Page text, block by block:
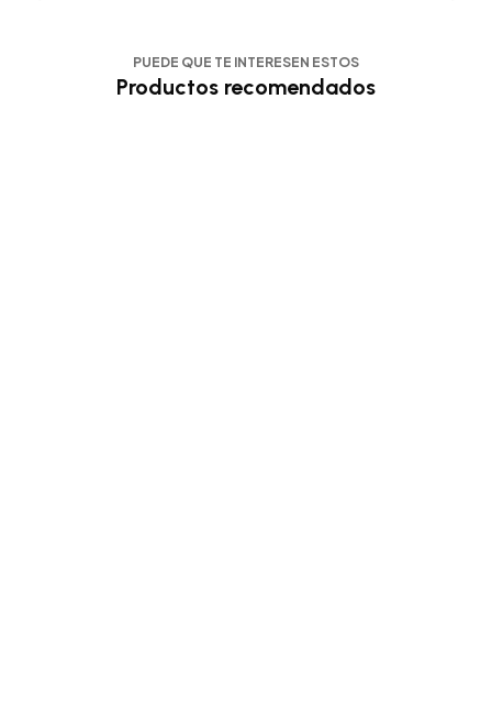
PUEDE QUE TE INTERESEN ESTOS
Productos recomendados